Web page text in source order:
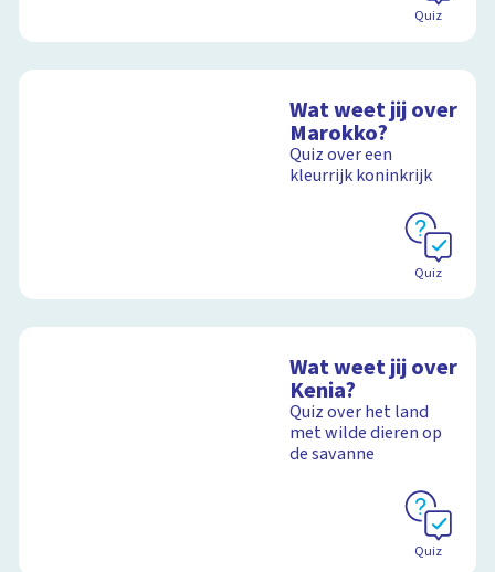
Quiz
Wat weet jij over
Marokko?
Quiz over een
kleurrijk koninkrijk
Quiz
Wat weet jij over
Kenia?
Quiz over het land
met wilde dieren op
de savanne
Quiz